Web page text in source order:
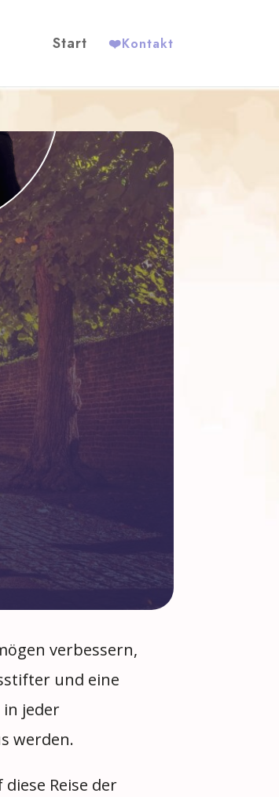
Start ❤️Kontakt
verbessern,
und eine
jeder
werden.
Reise der